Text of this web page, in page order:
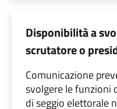
Disponibilità a
scrutatore o
Comunicazione
svolgere le funzioni
di seggio elettorale